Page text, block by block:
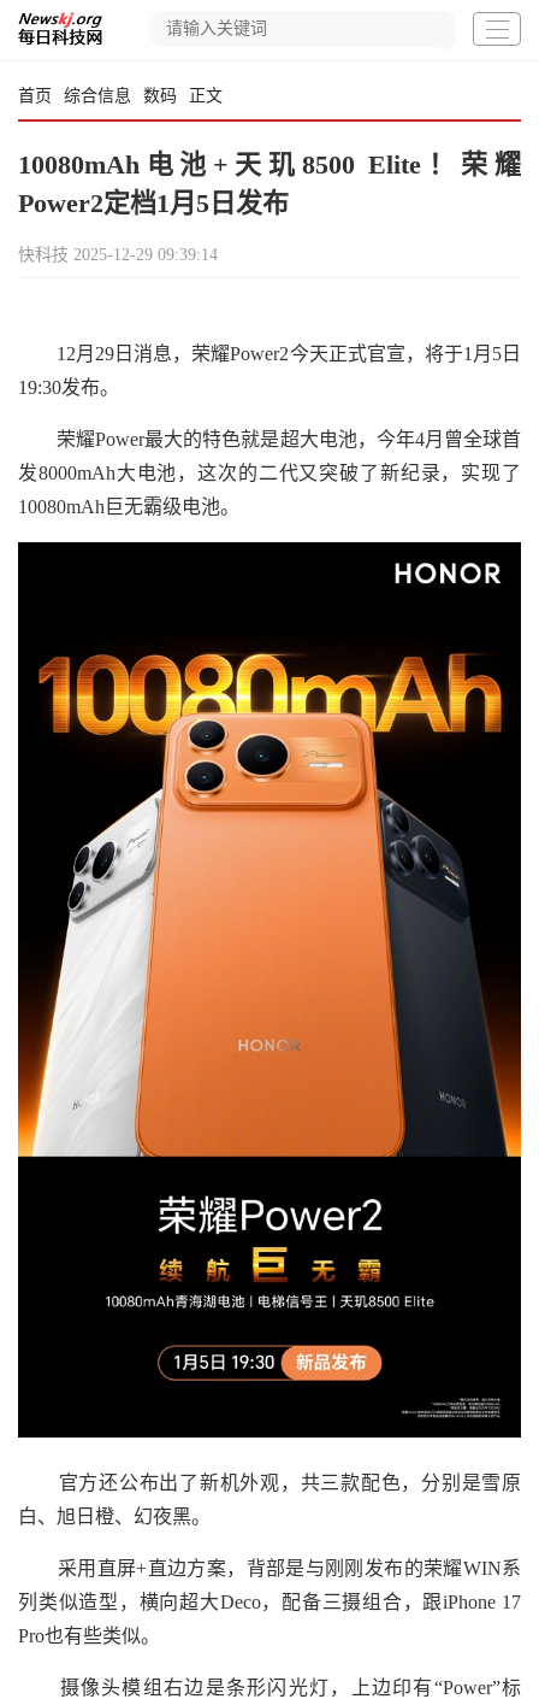
首页 综合信息 数码 正文
10080mAh电池+天玑8500 Elite！荣耀
Power2定档1月5日发布
快科技 2025-12-29 09:39:14
12月29日消息，荣耀Power2今天正式官宣，将于1月5日
19:30发布。
荣耀Power最大的特色就是超大电池，今年4月曾全球首
发8000mAh大电池，这次的二代又突破了新纪录，实现了
10080mAh巨无霸级电池。
官方还公布出了新机外观，共三款配色，分别是雪原
白、旭日橙、幻夜黑。
采用直屏+直边方案，背部是与刚刚发布的荣耀WIN系
列类似造型，横向超大Deco，配备三摄组合，跟iPhone 17
Pro也有些类似。
摄像头模组右边是条形闪光灯，上边印有“Power”标